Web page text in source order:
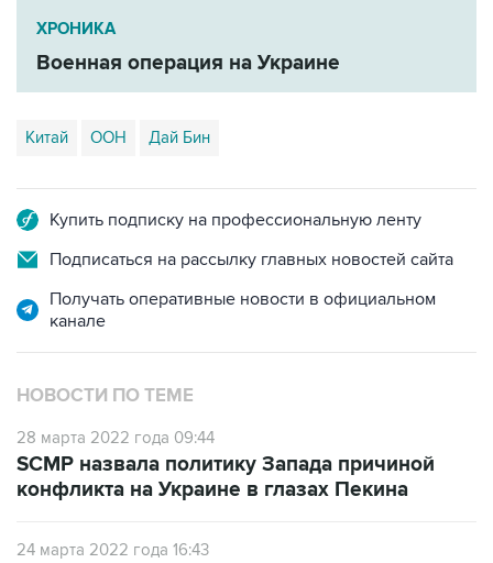
ХРОНИКА
Военная операция на Украине
Китай ООН Дай Бин
Купить подписку на профессиональную ленту
Подписаться на рассылку главных новостей сайта
Получать оперативные новости в официальном
канале
НОВОСТИ ПО ТЕМЕ
28 марта 2022 года 09:44
SCMP назвала политику Запада причиной
конфликта на Украине в глазах Пекина
24 марта 2022 года 16:43